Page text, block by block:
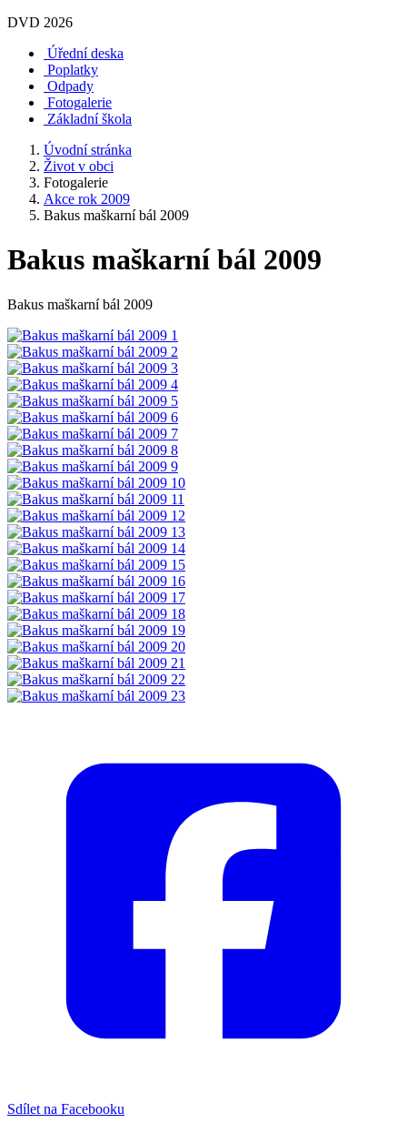
DVD 2026
Úřední deska
Poplatky
Odpady
Fotogalerie
Základní škola
Úvodní stránka
Život v obci
Fotogalerie
Akce rok 2009
Bakus maškarní bál 2009
Bakus maškarní bál 2009
Bakus maškarní bál 2009
Sdílet na Facebooku